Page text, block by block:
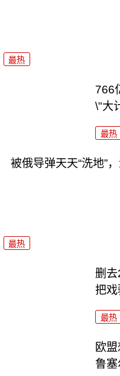
最热
766
\"大
最热
被俄导弹天天“洗地”
最热
删
把
最热
欧
鲁